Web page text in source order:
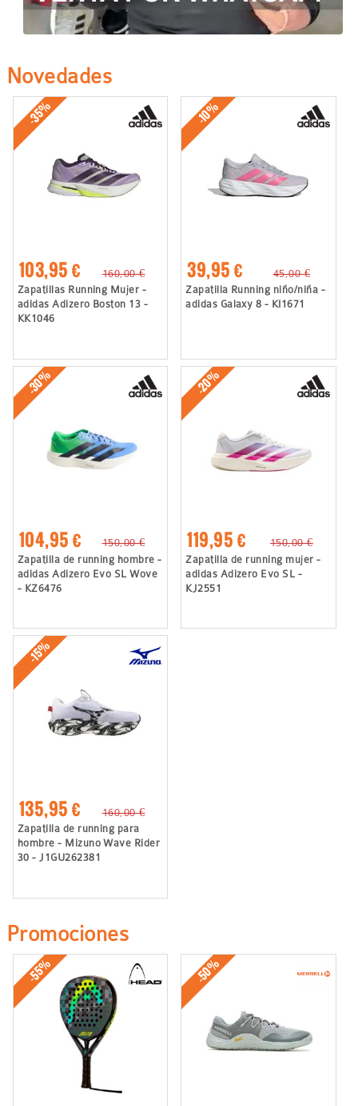
Novedades
-35%
103,95 €
160,00 €
Zapatillas Running Mujer -
adidas Adizero Boston 13 -
KK1046
-10%
39,95 €
45,00 €
Zapatilla Running niño/niña -
adidas Galaxy 8 - KI1671
-30%
104,95 €
150,00 €
Zapatilla de running hombre -
adidas Adizero Evo SL Wove
- KZ6476
-20%
119,95 €
150,00 €
Zapatilla de running mujer -
adidas Adizero Evo SL -
KJ2551
-15%
135,95 €
160,00 €
Zapatilla de running para
hombre - Mizuno Wave Rider
30 - J1GU262381
Promociones
-55% -50%